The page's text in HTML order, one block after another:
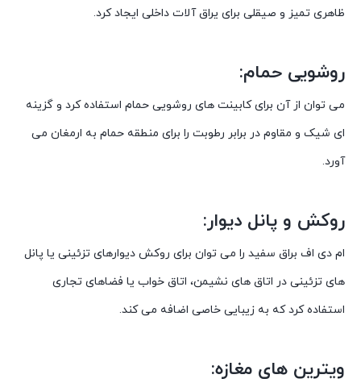
ظاهری تمیز و صیقلی برای یراق آلات داخلی ایجاد کرد.
روشویی حمام:
می توان از آن برای کابینت های روشویی حمام استفاده کرد و گزینه
ای شیک و مقاوم در برابر رطوبت را برای منطقه حمام به ارمغان می
آورد.
روکش و پانل دیوار:
ام دی اف براق سفید را می توان برای روکش دیوارهای تزئینی یا پانل
های تزئینی در اتاق های نشیمن، اتاق خواب یا فضاهای تجاری
استفاده کرد که به زیبایی خاصی اضافه می کند.
ویترین های مغازه: